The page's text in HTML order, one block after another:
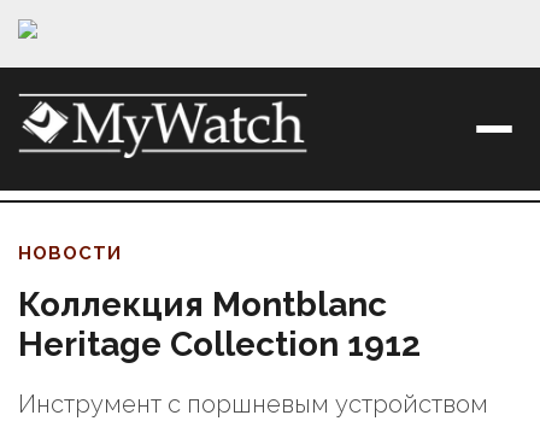
НОВОСТИ
Коллекция Montblanc
Heritage Collection 1912
Инструмент с поршневым устройством